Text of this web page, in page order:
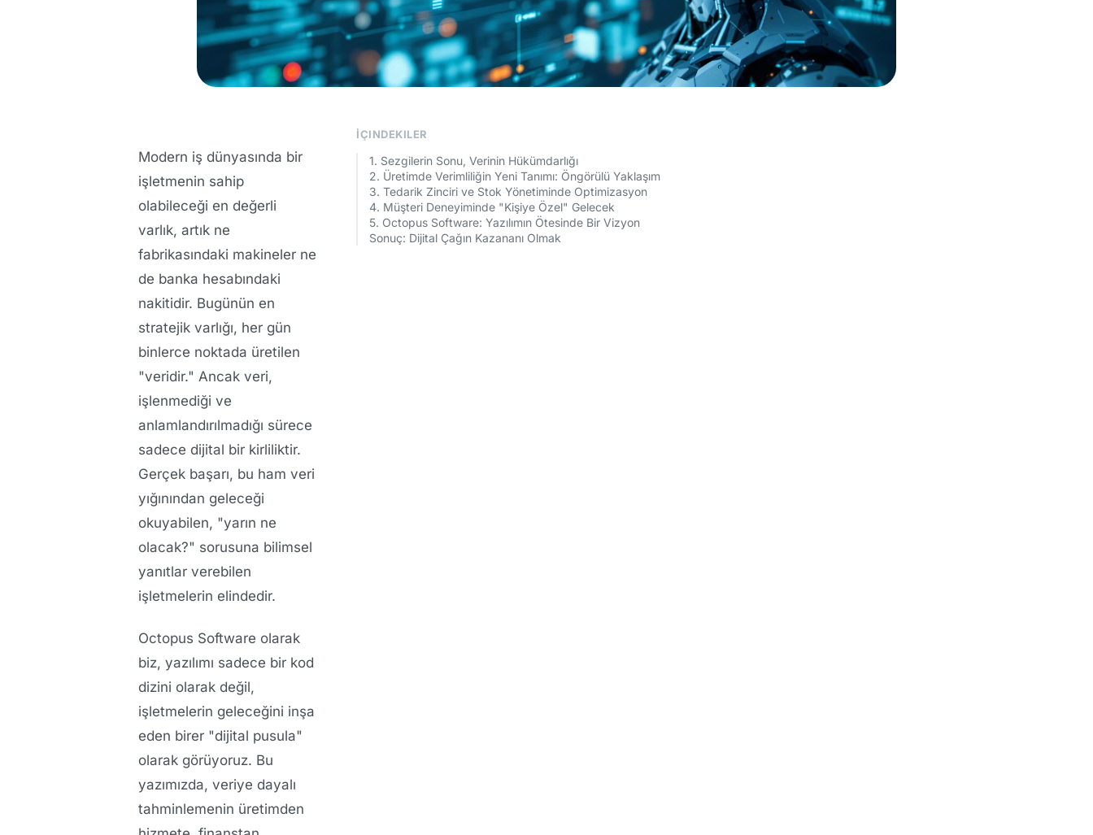
İÇINDEKILER
1. Sezgilerin Sonu, Verinin Hükümdarlığı
2. Üretimde Verimliliğin Yeni Tanımı: Öngörülü Yaklaşım
3. Tedarik Zinciri ve Stok Yönetiminde Optimizasyon
4. Müşteri Deneyiminde "Kişiye Özel" Gelecek
5. Octopus Software: Yazılımın Ötesinde Bir Vizyon
Sonuç: Dijital Çağın Kazananı Olmak
Modern iş dünyasında bir
işletmenin sahip
olabileceği en değerli
varlık, artık ne
fabrikasındaki makineler ne
de banka hesabındaki
nakitidir. Bugünün en
stratejik varlığı, her gün
binlerce noktada üretilen
"veridir." Ancak veri,
işlenmediği ve
anlamlandırılmadığı sürece
sadece dijital bir kirliliktir.
Gerçek başarı, bu ham veri
yığınından geleceği
okuyabilen, "yarın ne
olacak?" sorusuna bilimsel
yanıtlar verebilen
işletmelerin elindedir.
Octopus Software olarak
biz, yazılımı sadece bir kod
dizini olarak değil,
işletmelerin geleceğini inşa
eden birer "dijital pusula"
olarak görüyoruz. Bu
yazımızda, veriye dayalı
tahminlemenin üretimden